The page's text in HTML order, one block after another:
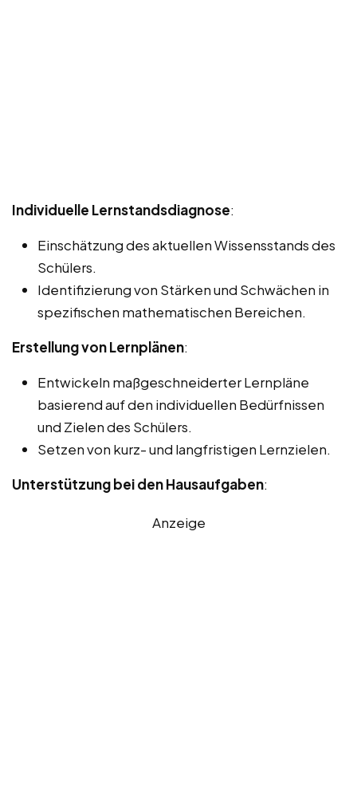
Individuelle Lernstandsdiagnose:
Einschätzung des aktuellen Wissensstands des
Schülers.
Identifizierung von Stärken und Schwächen in
spezifischen mathematischen Bereichen.
Erstellung von Lernplänen:
Entwickeln maßgeschneiderter Lernpläne
basierend auf den individuellen Bedürfnissen
und Zielen des Schülers.
Setzen von kurz- und langfristigen Lernzielen.
Unterstützung bei den Hausaufgaben:
Anzeige